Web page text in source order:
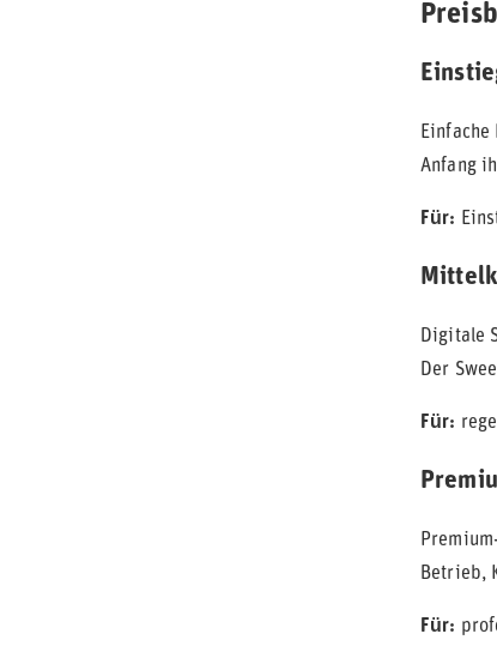
Einfache
Anfang
Für:
Digitale
Der
Für:
Betrieb,
Für: